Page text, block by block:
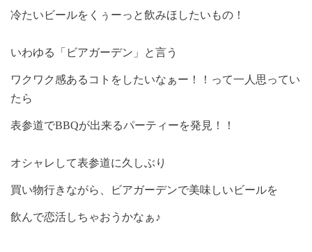
冷たいビールをくぅーっと飲みほしたいもの！
いわゆる「ビアガーデン」と言う
ワクワク感あるコトをしたいなぁー！！って一人思ってい
たら
表参道でBBQが出来るパーティーを発見！！
オシャレして表参道に久しぶり
買い物行きながら、ビアガーデンで美味しいビールを
飲んで恋活しちゃおうかなぁ♪